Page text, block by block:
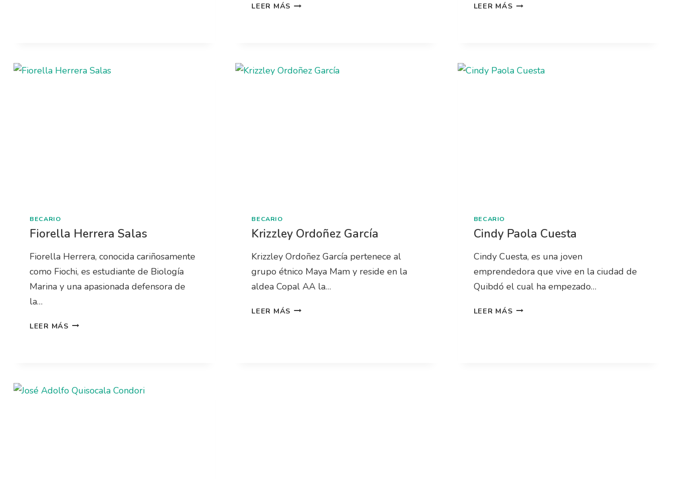
LEER MÁS LEER MÁS
BECARIO
Fiorella Herrera Salas
Fiorella Herrera, conocida cariñosamente
como Fiochi, es estudiante de Biología
Marina y una apasionada defensora de
la…
LEER MÁS
BECARIO
Krizzley Ordoñez García
Krizzley Ordoñez García pertenece al
grupo étnico Maya Mam y reside en la
aldea Copal AA la…
LEER MÁS
BECARIO
Cindy Paola Cuesta
Cindy Cuesta, es una joven
emprendedora que vive en la ciudad de
Quibdó el cual ha empezado…
LEER MÁS